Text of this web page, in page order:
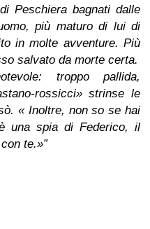
Peschiera bagnati dalle
più maturo di lui di
in molte avventure. Più
salvato da morte certa.
troppo pallida,
rossicci» strinse le
« Inoltre, non so se hai
una spia di Federico, il
te.»”